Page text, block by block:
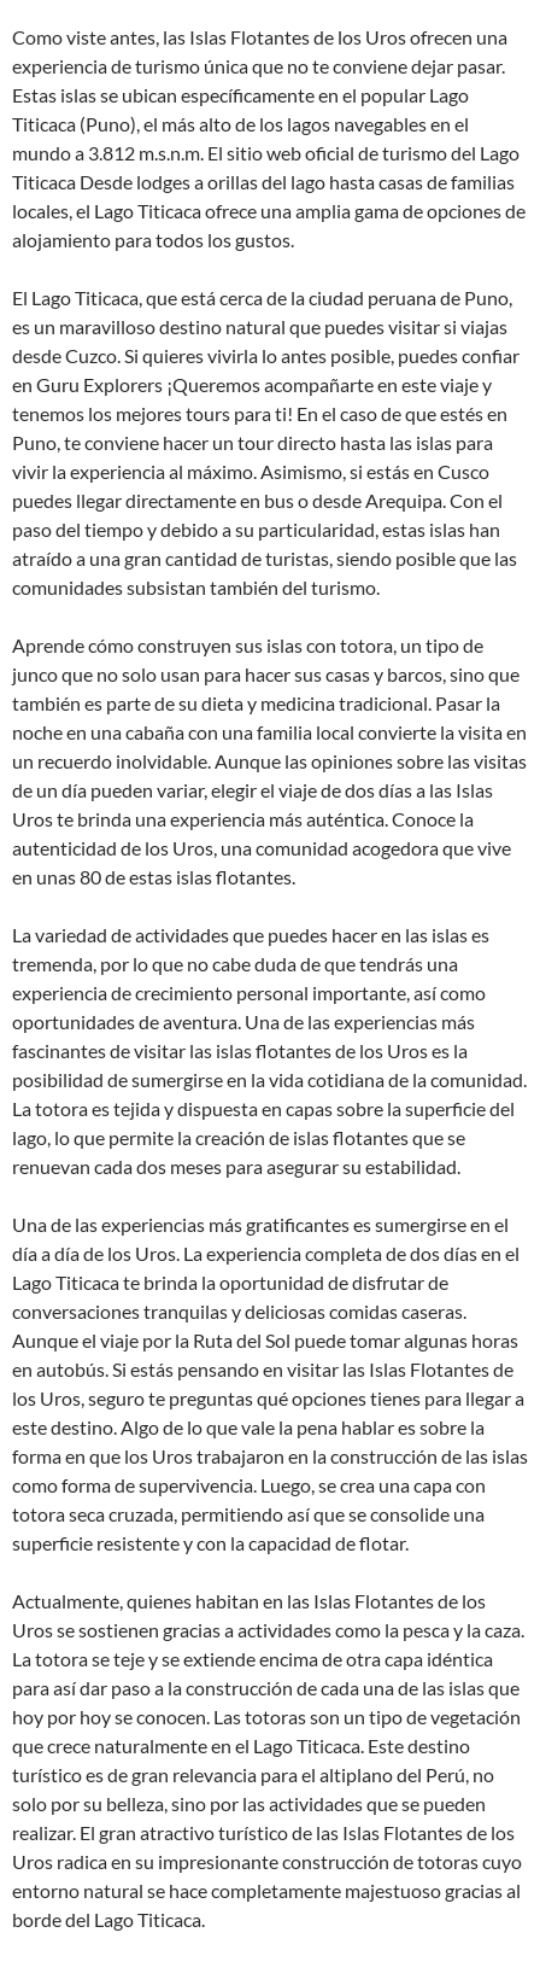
Como viste antes, las Islas Flotantes de los Uros ofrecen una
experiencia de turismo única que no te conviene dejar pasar.
Estas islas se ubican específicamente en el popular Lago
Titicaca (Puno), el más alto de los lagos navegables en el
mundo a 3.812 m.s.n.m. El sitio web oficial de turismo del Lago
Titicaca Desde lodges a orillas del lago hasta casas de familias
locales, el Lago Titicaca ofrece una amplia gama de opciones de
alojamiento para todos los gustos.
El Lago Titicaca, que está cerca de la ciudad peruana de Puno,
es un maravilloso destino natural que puedes visitar si viajas
desde Cuzco. Si quieres vivirla lo antes posible, puedes confiar
en Guru Explorers ¡Queremos acompañarte en este viaje y
tenemos los mejores tours para ti! En el caso de que estés en
Puno, te conviene hacer un tour directo hasta las islas para
vivir la experiencia al máximo. Asimismo, si estás en Cusco
puedes llegar directamente en bus o desde Arequipa. Con el
paso del tiempo y debido a su particularidad, estas islas han
atraído a una gran cantidad de turistas, siendo posible que las
comunidades subsistan también del turismo.
Aprende cómo construyen sus islas con totora, un tipo de
junco que no solo usan para hacer sus casas y barcos, sino que
también es parte de su dieta y medicina tradicional. Pasar la
noche en una cabaña con una familia local convierte la visita en
un recuerdo inolvidable. Aunque las opiniones sobre las visitas
de un día pueden variar, elegir el viaje de dos días a las Islas
Uros te brinda una experiencia más auténtica. Conoce la
autenticidad de los Uros, una comunidad acogedora que vive
en unas 80 de estas islas flotantes.
La variedad de actividades que puedes hacer en las islas es
tremenda, por lo que no cabe duda de que tendrás una
experiencia de crecimiento personal importante, así como
oportunidades de aventura. Una de las experiencias más
fascinantes de visitar las islas flotantes de los Uros es la
posibilidad de sumergirse en la vida cotidiana de la comunidad.
La totora es tejida y dispuesta en capas sobre la superficie del
lago, lo que permite la creación de islas flotantes que se
renuevan cada dos meses para asegurar su estabilidad.
Una de las experiencias más gratificantes es sumergirse en el
día a día de los Uros. La experiencia completa de dos días en el
Lago Titicaca te brinda la oportunidad de disfrutar de
conversaciones tranquilas y deliciosas comidas caseras.
Aunque el viaje por la Ruta del Sol puede tomar algunas horas
en autobús. Si estás pensando en visitar las Islas Flotantes de
los Uros, seguro te preguntas qué opciones tienes para llegar a
este destino. Algo de lo que vale la pena hablar es sobre la
forma en que los Uros trabajaron en la construcción de las islas
como forma de supervivencia. Luego, se crea una capa con
totora seca cruzada, permitiendo así que se consolide una
superficie resistente y con la capacidad de flotar.
Actualmente, quienes habitan en las Islas Flotantes de los
Uros se sostienen gracias a actividades como la pesca y la caza.
La totora se teje y se extiende encima de otra capa idéntica
para así dar paso a la construcción de cada una de las islas que
hoy por hoy se conocen. Las totoras son un tipo de vegetación
que crece naturalmente en el Lago Titicaca. Este destino
turístico es de gran relevancia para el altiplano del Perú, no
solo por su belleza, sino por las actividades que se pueden
realizar. El gran atractivo turístico de las Islas Flotantes de los
Uros radica en su impresionante construcción de totoras cuyo
entorno natural se hace completamente majestuoso gracias al
borde del Lago Titicaca.